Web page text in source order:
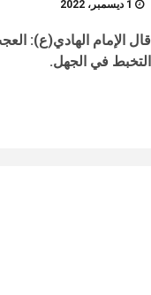
قال الإمام الهادي(ع):
التخبط في الجهل.